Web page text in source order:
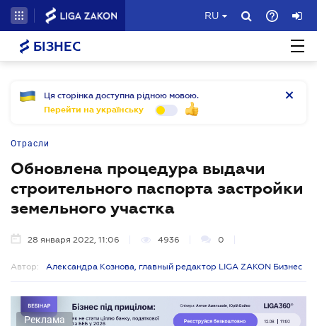
RU
БІЗНЕС
Ця сторінка доступна рідною мовою.
Перейти на українську
Отрасли
Обновлена процедура выдачи
строительного паспорта застройки
земельного участка
28 января 2022, 11:06 4936 0
Автор: Александра Кознова, главный редактор LIGA ZAKON Бизнес
Реклама